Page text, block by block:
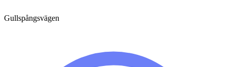
Gullspångsvägen